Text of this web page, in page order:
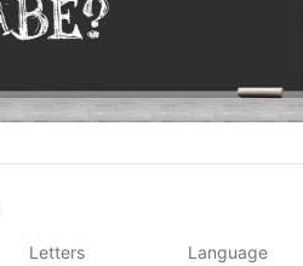
Letters Language